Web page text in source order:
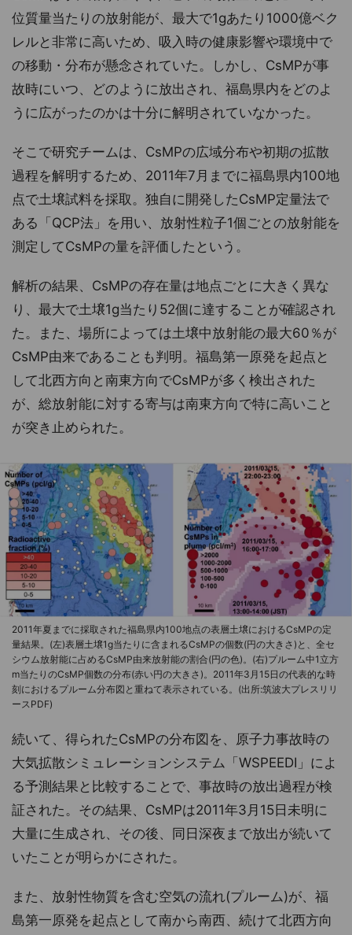
位質量当たりの放射能が、最大で1gあたり1000億ベク
レルと非常に高いため、吸入時の健康影響や環境中で
の移動・分布が懸念されていた。しかし、CsMPが事
故時にいつ、どのように放出され、福島県内をどのよ
うに広がったのかは十分に解明されていなかった。
そこで研究チームは、CsMPの広域分布や初期の拡散
過程を解明するため、2011年7月までに福島県内100地
点で土壌試料を採取。独自に開発したCsMP定量法で
ある「QCP法」を用い、放射性粒子1個ごとの放射能を
測定してCsMPの量を評価したという。
解析の結果、CsMPの存在量は地点ごとに大きく異な
り、最大で土壌1g当たり52個に達することが確認され
た。また、場所によっては土壌中放射能の最大60％が
CsMP由来であることも判明。福島第一原発を起点と
して北西方向と南東方向でCsMPが多く検出された
が、総放射能に対する寄与は南東方向で特に高いこと
が突き止められた。
2011年夏までに採取された福島県内100地点の表層土壌におけるCsMPの定
量結果。(左)表層土壌1g当たりに含まれるCsMPの個数(円の大きさ)と、全セ
シウム放射能に占めるCsMP由来放射能の割合(円の色)。(右)プルーム中1立方
m当たりのCsMP個数の分布(赤い円の大きさ)。2011年3月15日の代表的な時
刻におけるプルーム分布図と重ねて表示されている。(出所:筑波大プレスリリ
ースPDF)
続いて、得られたCsMPの分布図を、原子力事故時の
大気拡散シミュレーションシステム「WSPEEDI」によ
る予測結果と比較することで、事故時の放出過程が検
証された。その結果、CsMPは2011年3月15日未明に
大量に生成され、その後、同日深夜まで放出が続いて
いたことが明らかにされた。
また、放射性物質を含む空気の流れ(プルーム)が、福
島第一原発を起点として南から南西、続けて北西方向